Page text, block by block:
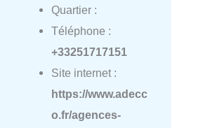
Quartier :
Téléphone :
+33251717151
Site internet :
https://www.adecc
o.fr/agences-